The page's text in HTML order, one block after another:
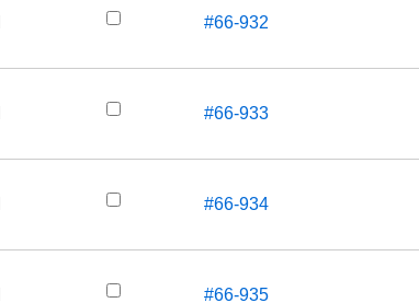
#66-932
#66-933
#66-934
#66-935